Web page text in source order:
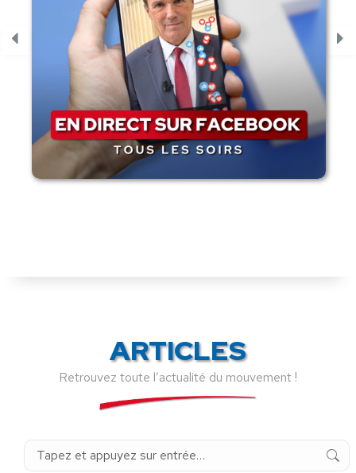
ARTICLES
Retrouvez toute l’actualité du mouvement !
Recherche